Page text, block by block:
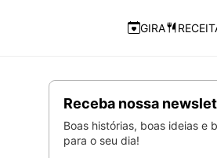
Navegação
GIRA
Receba nossa
Boas histórias, boas ideias e
para o seu dia!